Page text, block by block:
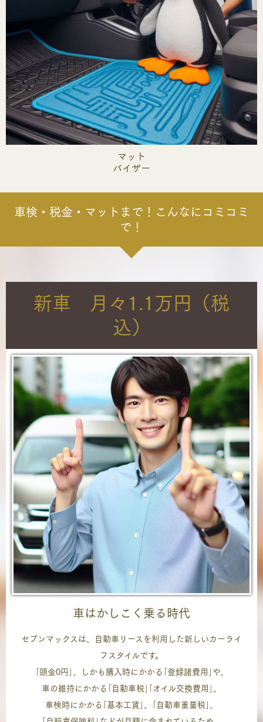
マット
バイザー
車検・税金・マットまで！こんなにコミコミ
で！
新車 月々1.1万円（税
込）
車はかしこく乗る時代
セブンマックスは、自動車リースを利用した新しいカーライ
フスタイルです。
｢頭金0円｣、しかも購入時にかかる｢登録諸費用｣や、
車の維持にかかる｢自動車税｣｢オイル交換費用｣、
車検時にかかる｢基本工賃｣、｢自動車重量税｣、